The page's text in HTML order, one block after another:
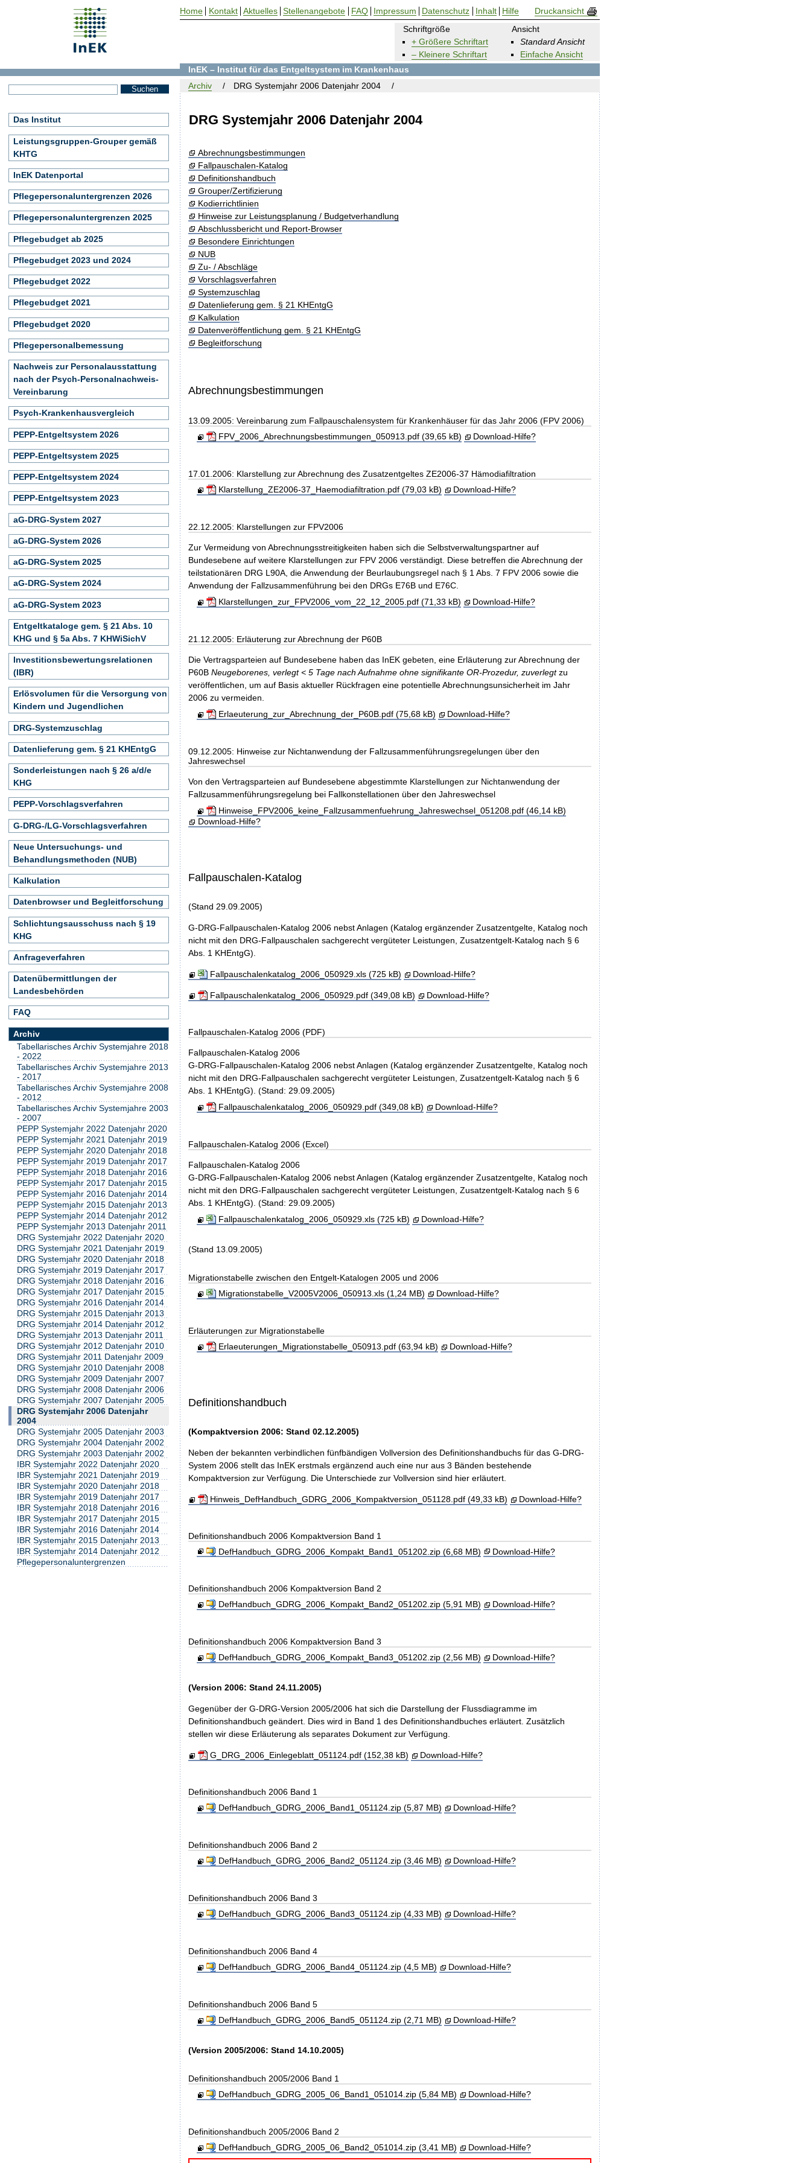
DRG Systemjahr 2006 Datenjahr 2004
Schriftgröße
+ Größere Schriftart
– Kleinere Schriftart
Ansicht
Standard Ansicht
Einfache Ansicht
Abrechnungsbestimmungen
Fallpauschalen-Katalog
Definitionshandbuch
Grouper/Zertifizierung
Kodierrichtlinien
Hinweise zur Leistungsplanung / Budgetverhandlung
Abschlussbericht und Report-Browser
Besondere Einrichtungen
NUB
Zu- / Abschläge
Vorschlagsverfahren
Systemzuschlag
Datenlieferung gem. § 21 KHEntgG
Kalkulation
Datenveröffentlichung gem. § 21 KHEntgG
Begleitforschung
Abrechnungsbestimmungen
13.09.2005: Vereinbarung zum Fallpauschalensystem für Krankenhäuser für das Jahr 2006 (FPV 2006)
FPV_2006_Abrechnungsbestimmungen_050913.pdf (39,65 kB)
Download-Hilfe?
17.01.2006: Klarstellung zur Abrechnung des Zusatzentgeltes ZE2006-37 Hämodiafiltration
Klarstellung_ZE2006-37_Haemodiafiltration.pdf (79,03 kB)
Download-Hilfe?
22.12.2005: Klarstellungen zur FPV2006
Zur Vermeidung von Abrechnungsstreitigkeiten haben sich die Selbstverwaltungspartner auf
Bundesebene auf weitere Klarstellungen zur FPV 2006 verständigt. Diese betreffen die Abrechnung der
teilstationären DRG L90A, die Anwendung der Beurlaubungsregel nach § 1 Abs. 7 FPV 2006 sowie die
Anwendung der Fallzusammenführung bei den DRGs E76B und E76C.
Klarstellungen_zur_FPV2006_vom_22_12_2005.pdf (71,33 kB)
Download-Hilfe?
21.12.2005: Erläuterung zur Abrechnung der P60B
Die Vertragsparteien auf Bundesebene haben das InEK gebeten, eine Erläuterung zur Abrechnung der
P60BNeugeborenes, verlegt < 5 Tage nach Aufnahme ohne signifikante OR-Prozedur, zuverlegtzu
veröffentlichen, um auf Basis aktueller Rückfragen eine potentielle Abrechnungsunsicherheit im Jahr
2006 zu vermeiden.
Erlaeuterung_zur_Abrechnung_der_P60B.pdf (75,68 kB)
Download-Hilfe?
09.12.2005: Hinweise zur Nichtanwendung der Fallzusammenführungsregelungen über den
Jahreswechsel
Von den Vertragsparteien auf Bundesebene abgestimmte Klarstellungen zur Nichtanwendung der
Fallzusammenführungsregelung bei Fallkonstellationen über den Jahreswechsel
Hinweise_FPV2006_keine_Fallzusammenfuehrung_Jahreswechsel_051208.pdf (46,14 kB)
Download-Hilfe?
Fallpauschalen-Katalog
(Stand 29.09.2005)
G-DRG-Fallpauschalen-Katalog 2006 nebst Anlagen (Katalog ergänzender Zusatzentgelte, Katalog noch
nicht mit den DRG-Fallpauschalen sachgerecht vergüteter Leistungen, Zusatzentgelt-Katalog nach § 6
Abs. 1 KHEntgG).
Fallpauschalenkatalog_2006_050929.xls (725 kB) Download-Hilfe?
Fallpauschalenkatalog_2006_050929.pdf (349,08 kB) Download-Hilfe?
Fallpauschalen-Katalog 2006 (PDF)
Fallpauschalen-Katalog 2006
G-DRG-Fallpauschalen-Katalog 2006 nebst Anlagen (Katalog ergänzender Zusatzentgelte, Katalog noch
nicht mit den DRG-Fallpauschalen sachgerecht vergüteter Leistungen, Zusatzentgelt-Katalog nach § 6
Abs. 1 KHEntgG). (Stand: 29.09.2005)
Fallpauschalenkatalog_2006_050929.pdf (349,08 kB)
Download-Hilfe?
Fallpauschalen-Katalog 2006 (Excel)
Fallpauschalen-Katalog 2006
G-DRG-Fallpauschalen-Katalog 2006 nebst Anlagen (Katalog ergänzender Zusatzentgelte, Katalog noch
nicht mit den DRG-Fallpauschalen sachgerecht vergüteter Leistungen, Zusatzentgelt-Katalog nach § 6
Abs. 1 KHEntgG). (Stand: 29.09.2005)
Fallpauschalenkatalog_2006_050929.xls (725 kB)
Download-Hilfe?
(Stand 13.09.2005)
Migrationstabelle zwischen den Entgelt-Katalogen 2005 und 2006
Migrationstabelle_V2005V2006_050913.xls (1,24 MB)
Download-Hilfe?
Erläuterungen zur Migrationstabelle
Erlaeuterungen_Migrationstabelle_050913.pdf (63,94 kB)
Download-Hilfe?
Definitionshandbuch
(Kompaktversion 2006: Stand 02.12.2005)
Neben der bekannten verbindlichen fünfbändigen Vollversion des Definitionshandbuchs für das G-DRG-
System 2006 stellt das InEK erstmals ergänzend auch eine nur aus 3 Bänden bestehende
Kompaktversion zur Verfügung. Die Unterschiede zur Vollversion sind hier erläutert.
Hinweis_DefHandbuch_GDRG_2006_Kompaktversion_051128.pdf (49,33 kB) Download-Hilfe?
Definitionshandbuch 2006 Kompaktversion Band 1
DefHandbuch_GDRG_2006_Kompakt_Band1_051202.zip (6,68 MB)
Download-Hilfe?
Definitionshandbuch 2006 Kompaktversion Band 2
DefHandbuch_GDRG_2006_Kompakt_Band2_051202.zip (5,91 MB)
Download-Hilfe?
Definitionshandbuch 2006 Kompaktversion Band 3
DefHandbuch_GDRG_2006_Kompakt_Band3_051202.zip (2,56 MB)
Download-Hilfe?
(Version 2006: Stand 24.11.2005)
Gegenüber der G-DRG-Version 2005/2006 hat sich die Darstellung der Flussdiagramme im
Definitionshandbuch geändert. Dies wird in Band 1 des Definitionshandbuches erläutert. Zusätzlich
stellen wir diese Erläuterung als separates Dokument zur Verfügung.
G_DRG_2006_Einlegeblatt_051124.pdf (152,38 kB) Download-Hilfe?
Definitionshandbuch 2006 Band 1
DefHandbuch_GDRG_2006_Band1_051124.zip (5,87 MB)
Download-Hilfe?
Definitionshandbuch 2006 Band 2
DefHandbuch_GDRG_2006_Band2_051124.zip (3,46 MB)
Download-Hilfe?
Definitionshandbuch 2006 Band 3
DefHandbuch_GDRG_2006_Band3_051124.zip (4,33 MB)
Download-Hilfe?
Definitionshandbuch 2006 Band 4
DefHandbuch_GDRG_2006_Band4_051124.zip (4,5 MB)
Download-Hilfe?
Definitionshandbuch 2006 Band 5
DefHandbuch_GDRG_2006_Band5_051124.zip (2,71 MB)
Download-Hilfe?
(Version 2005/2006: Stand 14.10.2005)
Definitionshandbuch 2005/2006 Band 1
DefHandbuch_GDRG_2005_06_Band1_051014.zip (5,84 MB)
Download-Hilfe?
Definitionshandbuch 2005/2006 Band 2
DefHandbuch_GDRG_2005_06_Band2_051014.zip (3,41 MB)
Download-Hilfe?
InEK – Institut für das Entgeltsystem im Krankenhaus
Archiv
DRG Systemjahr 2006 Datenjahr 2004
Das Institut
Leistungsgruppen-Grouper gemäß
KHTG
InEK Datenportal
Pflegepersonaluntergrenzen 2026
Pflegepersonaluntergrenzen 2025
Pflegebudget ab 2025
Pflegebudget 2023 und 2024
Pflegebudget 2022
Pflegebudget 2021
Pflegebudget 2020
Pflegepersonalbemessung
Nachweis zur Personalausstattung
nach der Psych-Personalnachweis-
Vereinbarung
Psych-Krankenhausvergleich
PEPP-Entgeltsystem 2026
PEPP-Entgeltsystem 2025
PEPP-Entgeltsystem 2024
PEPP-Entgeltsystem 2023
aG-DRG-System 2027
aG-DRG-System 2026
aG-DRG-System 2025
aG-DRG-System 2024
aG-DRG-System 2023
Entgeltkataloge gem. § 21 Abs. 10
KHG und § 5a Abs. 7 KHWiSichV
Investitionsbewertungsrelationen
(IBR)
Erlösvolumen für die Versorgung von
Kindern und Jugendlichen
DRG-Systemzuschlag
Datenlieferung gem. § 21 KHEntgG
Sonderleistungen nach § 26 a/d/e
KHG
PEPP-Vorschlagsverfahren
G-DRG-/LG-Vorschlagsverfahren
Neue Untersuchungs- und
Behandlungsmethoden (NUB)
Kalkulation
Datenbrowser und Begleitforschung
Schlichtungsausschuss nach § 19
KHG
Anfrageverfahren
Datenübermittlungen der
Landesbehörden
FAQ
Archiv
Tabellarisches Archiv Systemjahre 2018
- 2022
Tabellarisches Archiv Systemjahre 2013
- 2017
Tabellarisches Archiv Systemjahre 2008
- 2012
Tabellarisches Archiv Systemjahre 2003
- 2007
PEPP Systemjahr 2022 Datenjahr 2020
PEPP Systemjahr 2021 Datenjahr 2019
PEPP Systemjahr 2020 Datenjahr 2018
PEPP Systemjahr 2019 Datenjahr 2017
PEPP Systemjahr 2018 Datenjahr 2016
PEPP Systemjahr 2017 Datenjahr 2015
PEPP Systemjahr 2016 Datenjahr 2014
PEPP Systemjahr 2015 Datenjahr 2013
PEPP Systemjahr 2014 Datenjahr 2012
PEPP Systemjahr 2013 Datenjahr 2011
DRG Systemjahr 2022 Datenjahr 2020
DRG Systemjahr 2021 Datenjahr 2019
DRG Systemjahr 2020 Datenjahr 2018
DRG Systemjahr 2019 Datenjahr 2017
DRG Systemjahr 2018 Datenjahr 2016
DRG Systemjahr 2017 Datenjahr 2015
DRG Systemjahr 2016 Datenjahr 2014
DRG Systemjahr 2015 Datenjahr 2013
DRG Systemjahr 2014 Datenjahr 2012
DRG Systemjahr 2013 Datenjahr 2011
DRG Systemjahr 2012 Datenjahr 2010
DRG Systemjahr 2011 Datenjahr 2009
DRG Systemjahr 2010 Datenjahr 2008
DRG Systemjahr 2009 Datenjahr 2007
DRG Systemjahr 2008 Datenjahr 2006
DRG Systemjahr 2007 Datenjahr 2005
DRG Systemjahr 2006 Datenjahr
2004
DRG Systemjahr 2005 Datenjahr 2003
DRG Systemjahr 2004 Datenjahr 2002
DRG Systemjahr 2003 Datenjahr 2002
IBR Systemjahr 2022 Datenjahr 2020
IBR Systemjahr 2021 Datenjahr 2019
IBR Systemjahr 2020 Datenjahr 2018
IBR Systemjahr 2019 Datenjahr 2017
IBR Systemjahr 2018 Datenjahr 2016
IBR Systemjahr 2017 Datenjahr 2015
IBR Systemjahr 2016 Datenjahr 2014
IBR Systemjahr 2015 Datenjahr 2013
IBR Systemjahr 2014 Datenjahr 2012
Pflegepersonaluntergrenzen
Home Kontakt Aktuelles Stellenangebote FAQ Impressum Datenschutz Inhalt Hilfe Druckansicht